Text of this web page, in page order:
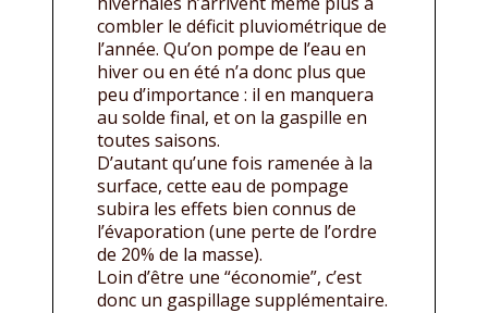
combler le déficit pluviométrique de
l’année. Qu’on pompe de l’eau en
hiver ou en été n’a donc plus que
peu d’importance : il en manquera
au solde final, et on la gaspille en
toutes saisons.
D’autant qu’une fois ramenée à la
surface, cette eau de pompage
subira les effets bien connus de
l’évaporation (une perte de l’ordre
de 20% de la masse).
Loin d’être une “économie”, c’est
donc un gaspillage supplémentaire.